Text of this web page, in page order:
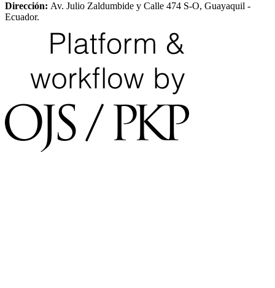
Dirección: Av. Julio Zaldumbide y Calle 474 S-O, Guayaquil -
Ecuador.